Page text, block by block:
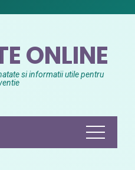
ONLINE
si informatii utile pentru